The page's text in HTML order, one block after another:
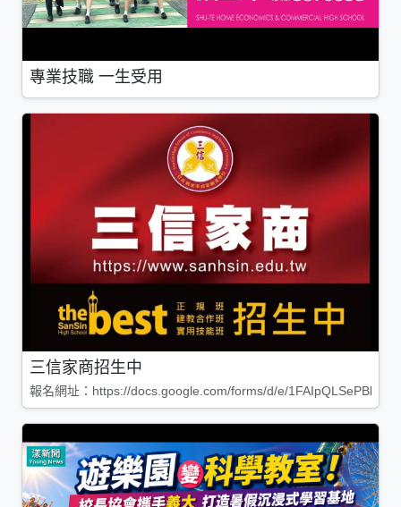
專業技職 一生受用
三信家商招生中
報名網址：https://docs.google.com/forms/d/e/